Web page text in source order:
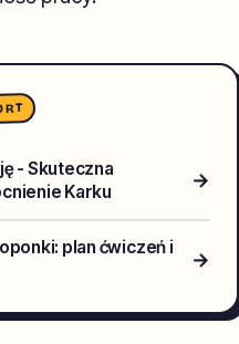
- Skuteczna
Karku
→
plan ćwiczeń i
→